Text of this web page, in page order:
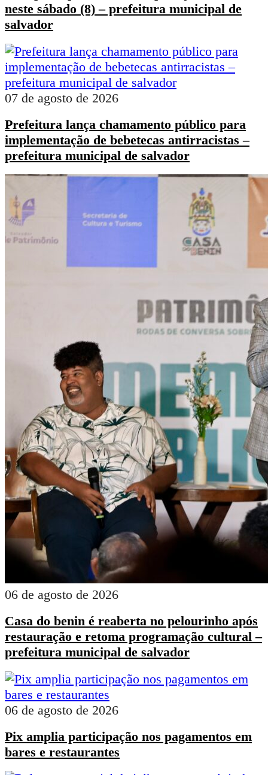
neste sábado (8) – prefeitura municipal de
salvador
07 de agosto de 2026
Prefeitura lança chamamento público para
implementação de bebetecas antirracistas –
prefeitura municipal de salvador
06 de agosto de 2026
Casa do benin é reaberta no pelourinho após
restauração e retoma programação cultural –
prefeitura municipal de salvador
06 de agosto de 2026
Pix amplia participação nos pagamentos em
bares e restaurantes